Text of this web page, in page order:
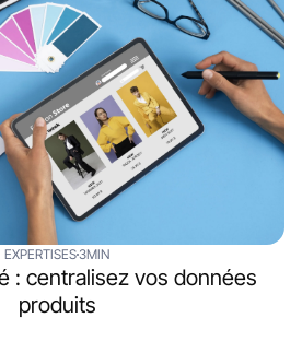
EXPERTISES3MIN
: centralisez vos données
produits